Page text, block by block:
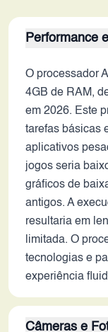
Performance
O processador
4GB de RAM,
em 2026. Este
tarefas básicas
aplicativos
jogos seria
gráficos de
antigos. A
resultaria em
limitada. O
tecnologias e
experiência
Câmeras e